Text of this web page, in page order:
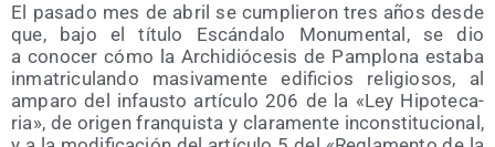
El pasa­do mes de abril se cum­plie­ron tres años des­de
que, bajo el títu­lo Escán­da­lo Monu­men­tal, se dio
a cono­cer cómo la Archi­dió­ce­sis de Pam­plo­na esta­ba
inma­tri­cu­lan­do masi­va­men­te edi­fi­cios reli­gio­sos, al
ampa­ro del infaus­to artícu­lo 206 de la «Ley Hipo­te­ca­
ria», de ori­gen fran­quis­ta y cla­ra­men­te incons­ti­tu­cio­nal,